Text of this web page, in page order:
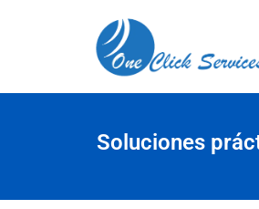
Soluciones